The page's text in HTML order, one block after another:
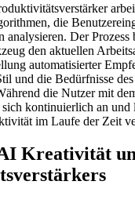
die
analysieren. Der Prozess
den aktuellen
automatisierter
und die Bedürfnisse
die Nutzer mit
sich kontinuierlich an
im Laufe der Zeit
Kreativität